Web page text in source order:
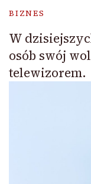
BIZNES
W
osób swój
telewizorem.